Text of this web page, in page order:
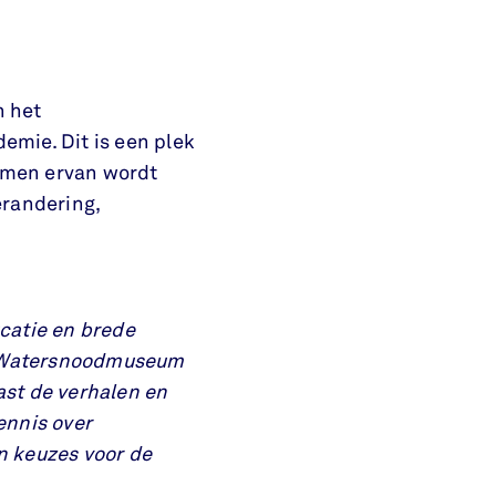
het
Dit is een plek
ervan wordt
en brede
de verhalen en
over
keuzes voor de